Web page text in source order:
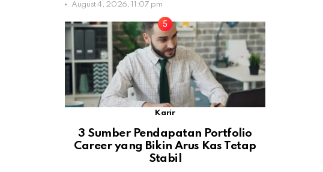
August 4, 2026, 11:07 pm
Karir
3 Sumber Pendapatan Portfolio
Career yang Bikin Arus Kas Tetap
Stabil